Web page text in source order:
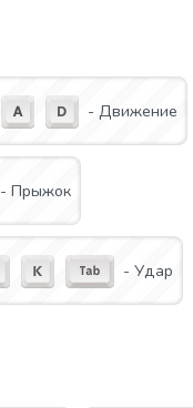
- Движение
- Прыжок
- Удар